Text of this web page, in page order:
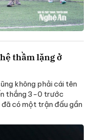
thầm lặng ở
không phải cái tên
thắng 3-0 trước
đã có một trận đấu gần